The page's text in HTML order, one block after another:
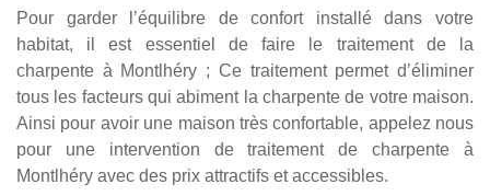
Pour garder l’équilibre de confort installé dans votre
habitat, il est essentiel de faire le traitement de la
charpente à Montlhéry ; Ce traitement permet d’éliminer
tous les facteurs qui abiment la charpente de votre maison.
Ainsi pour avoir une maison très confortable, appelez nous
pour une intervention de traitement de charpente à
Montlhéry avec des prix attractifs et accessibles.